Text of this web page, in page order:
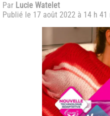
Par Lucie Watelet
Publié le 17 août 2022 à 14 h 41